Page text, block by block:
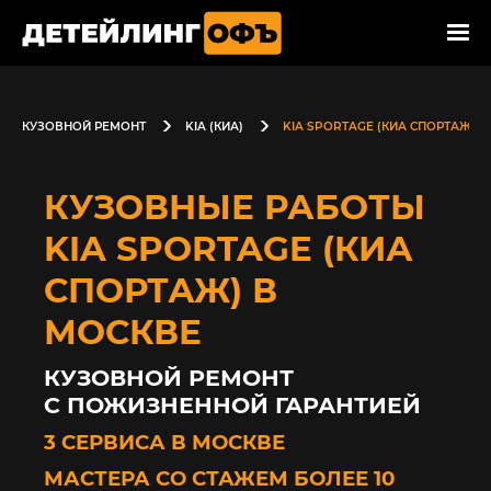
КУЗОВНОЙ РЕМОНТ KIA (КИА) KIA SPORTAGE (КИА СПОРТАЖ)
КУЗОВНЫЕ РАБОТЫ
KIA SPORTAGE (КИА
СПОРТАЖ) В
МОСКВЕ
КУЗОВНОЙ РЕМОНТ
С ПОЖИЗНЕННОЙ ГАРАНТИЕЙ
3 СЕРВИСА В МОСКВЕ
МАСТЕРА СО СТАЖЕМ БОЛЕЕ 10